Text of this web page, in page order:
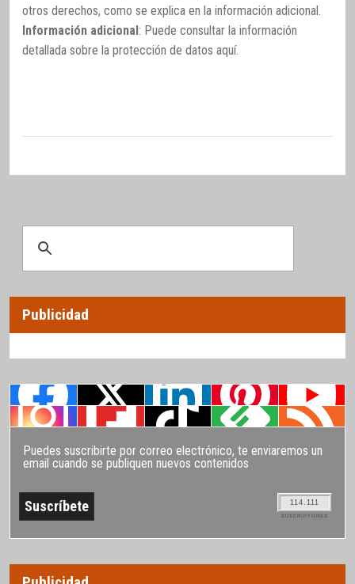
otros derechos, como se explica en la información adicional.
Información adicional : Puede consultar la información
detallada sobre la protección de datos aquí.
Publicidad
Puedes suscribirte por correo electrónico, te enviaremos un
email cuando se publiquen nuevos contenidos
114.111
SUSCRIPTORES